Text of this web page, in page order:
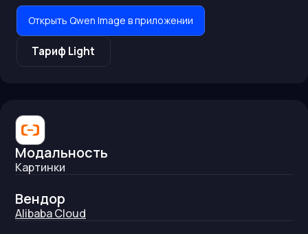
Открыть Qwen Image в приложении
Тариф Light
Модальность
Картинки
Вендор
Alibaba Cloud